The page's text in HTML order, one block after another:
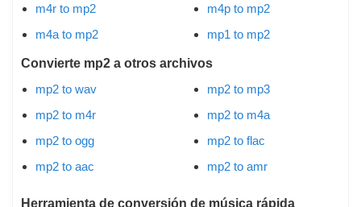
m4r to mp2
m4a to mp2
m4p to mp2
mp1 to mp2
Convierte mp2 a otros archivos
mp2 to wav
mp2 to m4r
mp2 to ogg
mp2 to aac
mp2 to mp3
mp2 to m4a
mp2 to flac
mp2 to amr
Herramienta de conversión de música rápida